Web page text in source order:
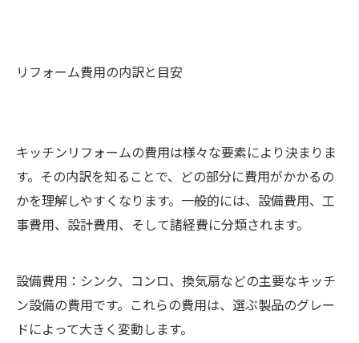
リフォーム費用の内訳と目安
キッチンリフォームの費用は様々な要素により決まりま
す。その内訳を知ることで、どの部分に費用がかかるの
かを理解しやすくなります。一般的には、設備費用、工
事費用、設計費用、そして諸経費に分類されます。
設備費用：シンク、コンロ、換気扇などの主要なキッチ
ン設備の費用です。これらの費用は、選ぶ製品のグレー
ドによって大きく変動します。